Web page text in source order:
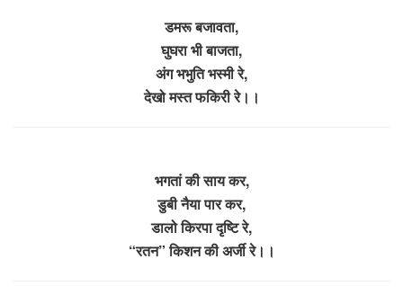
डमरू बजावता,
घुघरा भी बाजता,
अंग भभुति भस्मी रे,
देखो मस्त फकिरी रे।।
भगतां की साय कर,
डुबी नैया पार कर,
डालो किरपा दृष्टि रे,
“रतन” किशन की अर्जी रे।।